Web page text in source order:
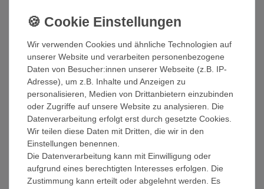
Beschreibung
Weitere Details
EU-Verantwortlicher
Hersteller
Miamar Handtücher gibt es in 15 modernen Farben
Die Handtücher sind besonders flauschig und saugstark. Da sie
Wir verwenden Cookies und ähnliche Technologien auf
unserer Website und verarbeiten personenbezogene
Daten von Besucher:innen unserer Webseite (z.B. IP-
Adresse), um z.B. Inhalte und Anzeigen zu
personalisieren, Medien von Drittanbietern einzubinden
oder Zugriffe auf unsere Website zu analysieren. Die
Datenverarbeitung erfolgt erst durch gesetzte Cookies.
Wir teilen diese Daten mit Dritten, die wir in den
Einstellungen benennen.
Die Datenverarbeitung kann mit Einwilligung oder
aufgrund eines berechtigten Interesses erfolgen. Die
Zustimmung kann erteilt oder abgelehnt werden. Es